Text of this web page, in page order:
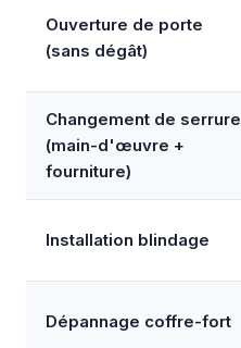
Ouverture de porte
(sans dégât)
Changement de serrure
(main-d'œuvre +
fourniture)
Installation blindage
Dépannage coffre-fort